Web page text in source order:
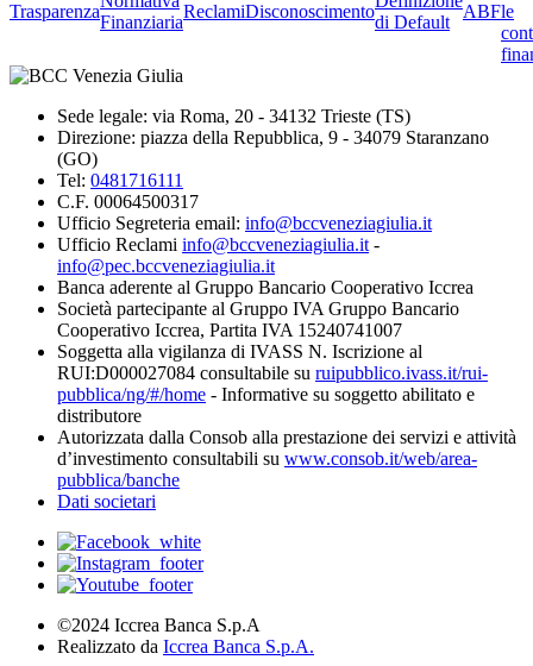
Trasparenza
Finanziaria
ReclamiDisconoscimento
di Default
ABFle
Sede legale: via Roma, 20 - 34132 Trieste (TS)
Direzione: piazza della Repubblica, 9 - 34079 Staranzano
(GO)
Tel: 0481716111
C.F. 00064500317
Ufficio Segreteria email: info@bccveneziagiulia.it
Ufficio Reclami info@bccveneziagiulia.it -
info@pec.bccveneziagiulia.it
Banca aderente al Gruppo Bancario Cooperativo Iccrea
Società partecipante al Gruppo IVA Gruppo Bancario
Cooperativo Iccrea, Partita IVA 15240741007
Soggetta alla vigilanza di IVASS N. Iscrizione al
RUI:D000027084 consultabile su ruipubblico.ivass.it/rui-
pubblica/ng/#/home - Informative su soggetto abilitato e
distributore
Autorizzata dalla Consob alla prestazione dei servizi e attività
d’investimento consultabili su www.consob.it/web/area-
pubblica/banche
Dati societari
©2024 Iccrea Banca S.p.A
Realizzato da Iccrea Banca S.p.A.